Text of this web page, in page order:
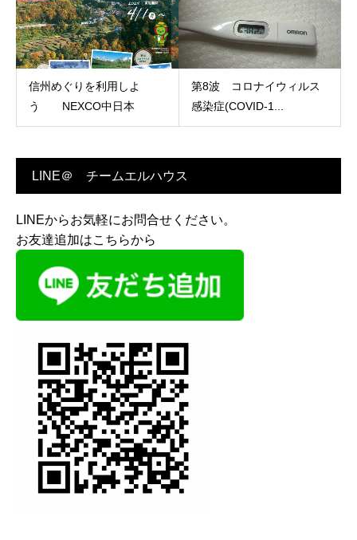
信州めぐりを利用しよ
う NEXCO中日本
第8波 コロナイウィルス
感染症(COVID‑1...
LINE＠ チームエルハウス
LINEからお気軽にお問合せください。
お友達追加はこちらから